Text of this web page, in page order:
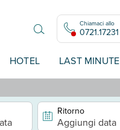
Chiamaci allo
0721.17231
HOTEL LAST MINUTE
Ritorno
Aggiungi data